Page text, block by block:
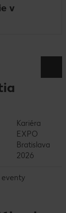
v
Kariéra
EXPO
Bratislava
2026
eventy